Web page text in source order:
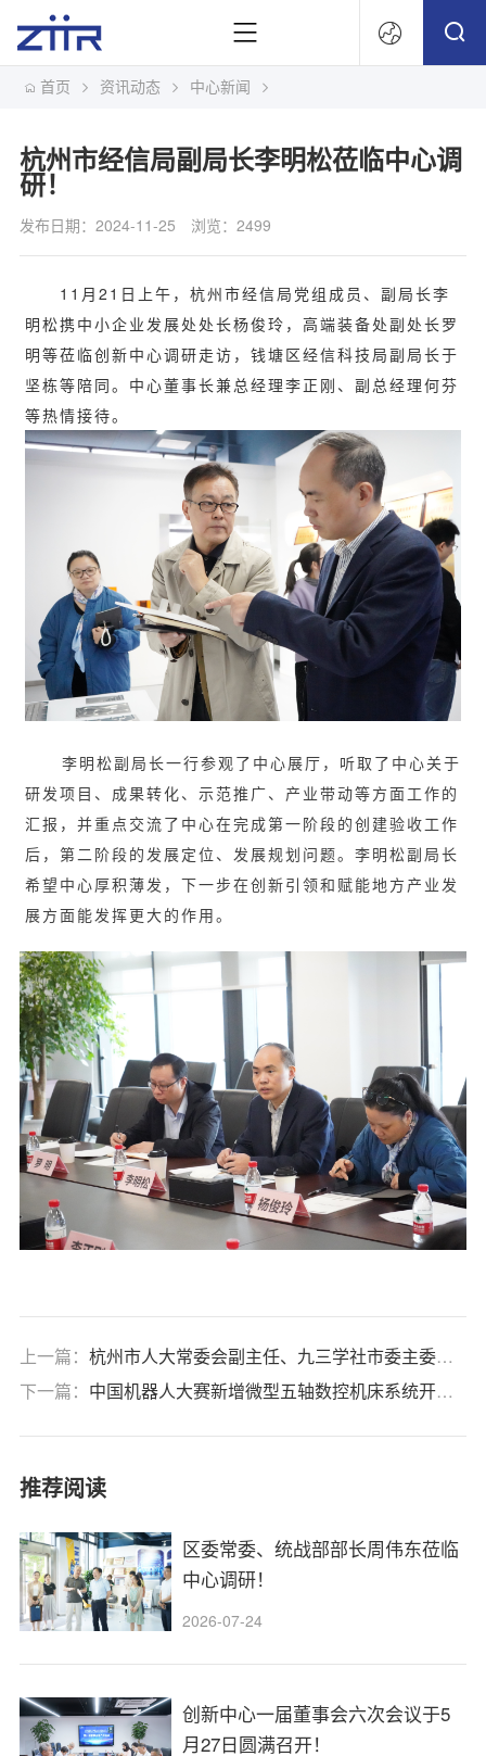
首页 资讯动态 中心新闻
杭州市经信局副局长李明松莅临中心调
研！
发布日期：2024-11-25 浏览：2499
11月21日上午，杭州市经信局党组成员、副局长李
明松携中小企业发展处处长杨俊玲，高端装备处副处长罗
明等莅临创新中心调研走访，钱塘区经信科技局副局长于
坚栋等陪同。中心董事长兼总经理李正刚、副总经理何芬
等热情接待。
李明松副局长一行参观了中心展厅，听取了中心关于
研发项目、成果转化、示范推广、产业带动等方面工作的
汇报，并重点交流了中心在完成第一阶段的创建验收工作
后，第二阶段的发展定位、发展规划问题。李明松副局长
希望中心厚积薄发，下一步在创新引领和赋能地方产业发
展方面能发挥更大的作用。
上一篇： 杭州市人大常委会副主任、九三学社市委主委罗卫红莅临中心慰问高层次人才
下一篇： 中国机器人大赛新增微型五轴数控机床系统开发与装调赛项！中心发起！
推荐阅读
区委常委、统战部部长周伟东莅临
中心调研！
2026-07-24
创新中心一届董事会六次会议于5
月27日圆满召开！